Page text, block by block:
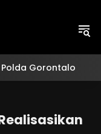
Polda Gorontalo